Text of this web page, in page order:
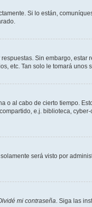
Si lo están,
Sin embargo,
etc. Tan solo le tomará unos
al cabo de cierto tiempo.
e.j. biblioteca,
será visto por
mi contraseña . Siga las